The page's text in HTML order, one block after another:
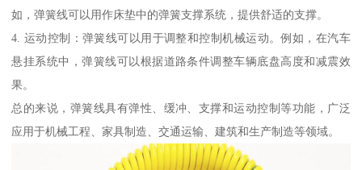
如，弹簧线可以用作床垫中的弹簧支撑系统，提供舒适的支撑。
4. 运动控制：弹簧线可以用于调整和控制机械运动。例如，在汽车
悬挂系统中，弹簧线可以根据道路条件调整车辆底盘高度和减震效
果。
总的来说，弹簧线具有弹性、缓冲、支撑和运动控制等功能，广泛
应用于机械工程、家具制造、交通运输、建筑和生产制造等领域。